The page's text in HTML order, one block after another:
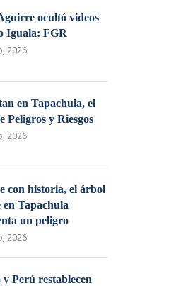
ocultó videos
Iguala: FGR
2026
en Tapachula, el
Peligros y Riesgos
2026
con historia, el árbol
en Tapachula
un peligro
2026
y Perú restablecen